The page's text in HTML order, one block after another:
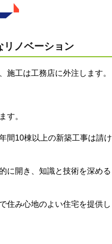
リノベーション
施工は工務店に外注します。
す。
間10棟以上の新築工事は請け
に開き、知識と技術を深める
住み心地のよい住宅を提供し